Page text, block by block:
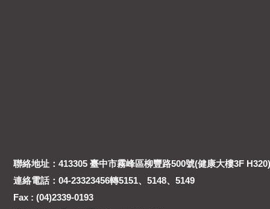
聯絡地址：413305 臺中市霧峰區柳豐路500號(健康大樓3F H320)
連絡電話：04-23323456轉5151、5148、5149
Fax : (04)2339-0193